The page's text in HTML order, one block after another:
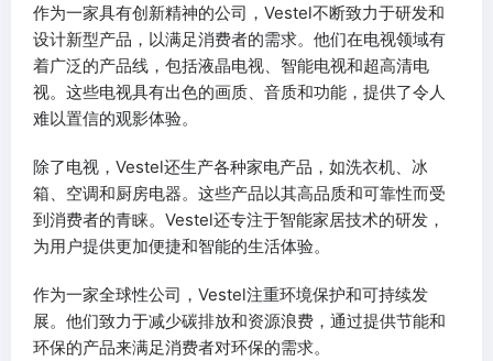
作为一家具有创新精神的公司，Vestel不断致力于研发和
设计新型产品，以满足消费者的需求。他们在电视领域有
着广泛的产品线，包括液晶电视、智能电视和超高清电
视。这些电视具有出色的画质、音质和功能，提供了令人
难以置信的观影体验。
除了电视，Vestel还生产各种家电产品，如洗衣机、冰
箱、空调和厨房电器。这些产品以其高品质和可靠性而受
到消费者的青睐。Vestel还专注于智能家居技术的研发，
为用户提供更加便捷和智能的生活体验。
作为一家全球性公司，Vestel注重环境保护和可持续发
展。他们致力于减少碳排放和资源浪费，通过提供节能和
环保的产品来满足消费者对环保的需求。